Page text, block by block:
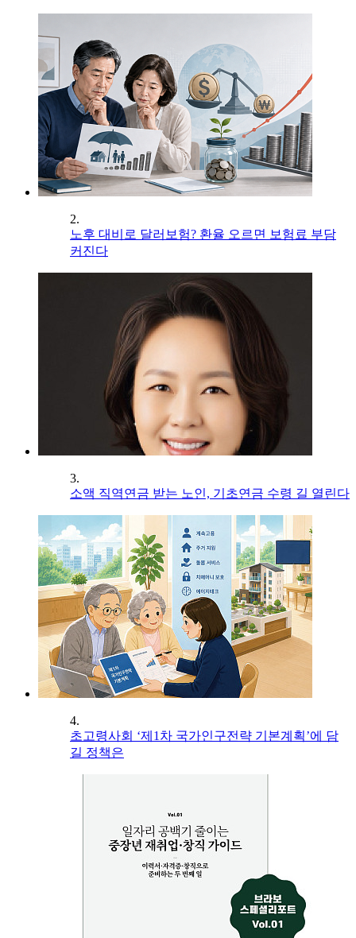
2.
노후 대비로 달러보험? 환율 오르면 보험료 부담
커진다
3.
소액 직역연금 받는 노인, 기초연금 수령 길 열린다
4.
초고령사회 ‘제1차 국가인구전략 기본계획’에 담
길 정책은